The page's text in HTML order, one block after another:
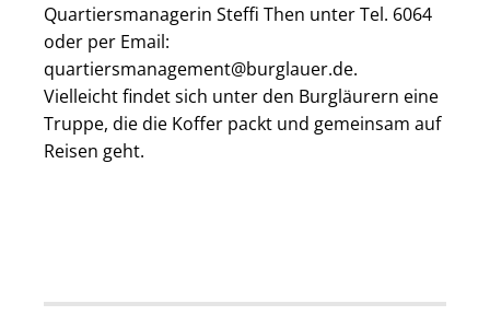
Quartiersmanagerin Steffi Then unter Tel. 6064
oder per Email:
quartiersmanagement@burglauer.de.
Vielleicht findet sich unter den Burgläurern eine
Truppe, die die Koffer packt und gemeinsam auf
Reisen geht.